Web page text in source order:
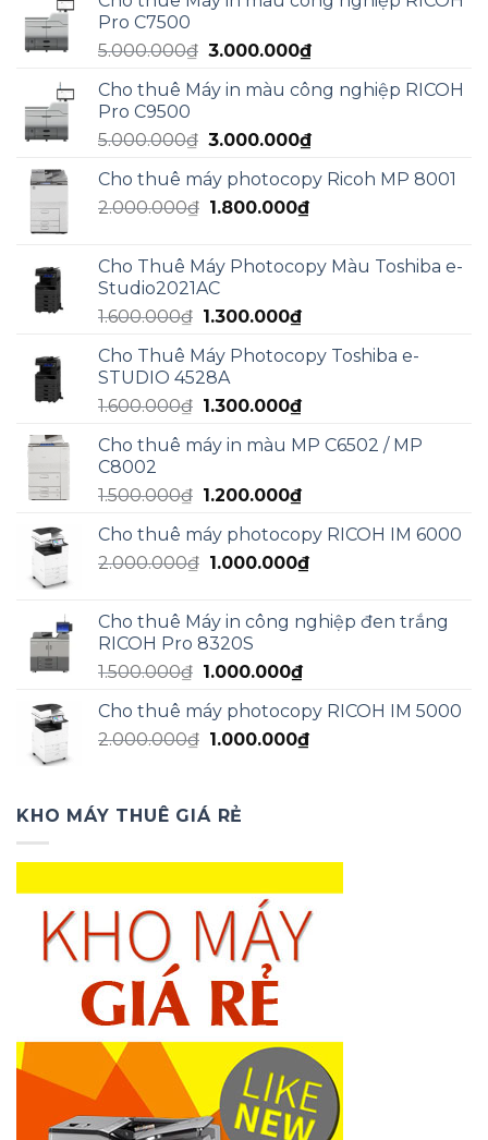
là:
tại
4.990.000₫.
Pro C7500
5.000.000₫ Giá
là:
3.000.000₫Giá
tại
3.000.000₫.
Cho thuê Máy in màu công nghiệp RICOH
Pro C9500
5.000.000₫ Giá
là:
5.000.000₫.
3.000.000₫Giá
tại
Cho thuê máy photocopy Ricoh MP 8001
2.000.000₫ Giá
2.000.000₫.
1.800.000₫Giá
là:
Cho Thuê Máy Photocopy Màu Toshiba e-
Studio2021AC
1.600.000₫ Giá
là:
1.600.000₫.
1.300.000₫Giá
tại
1.300.000₫.
Cho Thuê Máy Photocopy Toshiba e-
STUDIO 4528A
1.600.000₫ Giá
là:
1.300.000₫Giá
tại
1.300.000₫.
Cho thuê máy in màu MP C6502 / MP
C8002
1.500.000₫ Giá
là:
1.500.000₫.
1.200.000₫Giá
tại
là:
Cho thuê máy photocopy RICOH IM 6000
2.000.000₫ Giá
2.000.000₫.
1.000.000₫Giá
là:
Cho thuê Máy in công nghiệp đen trắng
RICOH Pro 8320S
1.500.000₫ Giá
là:
1.500.000₫.
1.000.000₫Giá
tại
là:
Cho thuê máy photocopy RICOH IM 5000
2.000.000₫ Giá
2.000.000₫.
1.000.000₫Giá
KHO MÁY THUÊ GIÁ RẺ